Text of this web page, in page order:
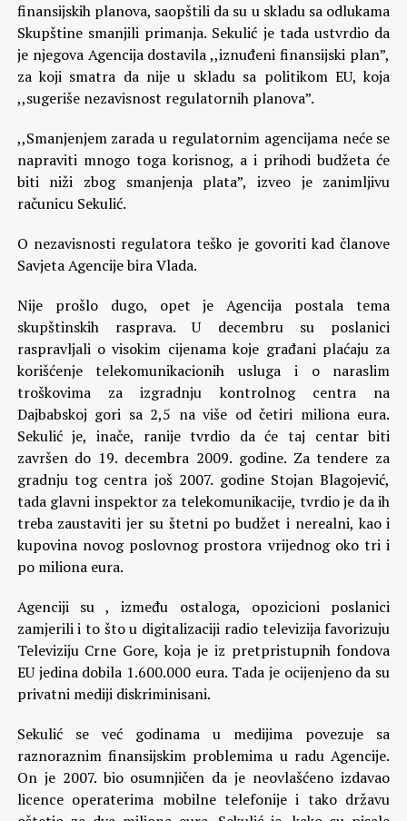
finansijskih planova, saopštili da su u skladu sa odlukama
Skupštine smanjili primanja. Sekulić je tada ustvrdio da
je njegova Agencija dostavila ,,iznuđeni finansijski plan”,
za koji smatra da nije u skladu sa politikom EU, koja
,,sugeriše nezavisnost regulatornih planova”.
,,Smanjenjem zarada u regulatornim agencijama neće se
napraviti mnogo toga korisnog, a i prihodi budžeta će
biti niži zbog smanjenja plata”, izveo je zanimljivu
računicu Sekulić.
O nezavisnosti regulatora teško je govoriti kad članove
Savjeta Agencije bira Vlada.
Nije prošlo dugo, opet je Agencija postala tema
skupštinskih rasprava. U decembru su poslanici
raspravljali o visokim cijenama koje građani plaćaju za
korišćenje telekomunikacionih usluga i o naraslim
troškovima za izgradnju kontrolnog centra na
Dajbabskoj gori sa 2,5 na više od četiri miliona eura.
Sekulić je, inače, ranije tvrdio da će taj centar biti
završen do 19. decembra 2009. godine. Za tendere za
gradnju tog centra još 2007. godine Stojan Blagojević,
tada glavni inspektor za telekomunikacije, tvrdio je da ih
treba zaustaviti jer su štetni po budžet i nerealni, kao i
kupovina novog poslovnog prostora vrijednog oko tri i
po miliona eura.
Agenciji su , između ostaloga, opozicioni poslanici
zamjerili i to što u digitalizaciji radio televizija favorizuju
Televiziju Crne Gore, koja je iz pretpristupnih fondova
EU jedina dobila 1.600.000 eura. Tada je ocijenjeno da su
privatni mediji diskriminisani.
Sekulić se već godinama u medijima povezuje sa
raznoraznim finansijskim problemima u radu Agencije.
On je 2007. bio osumnjičen da je neovlašćeno izdavao
licence operaterima mobilne telefonije i tako državu